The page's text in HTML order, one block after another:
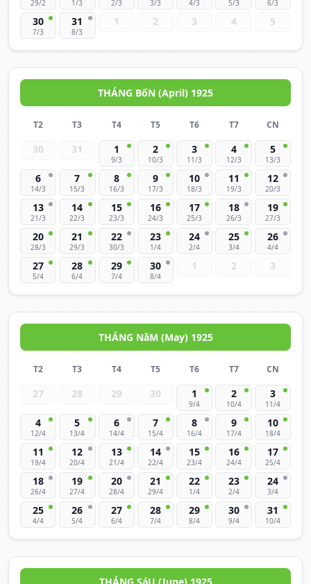
29/2 1/3 2/3 3/3 4/3 5/3 6/3
30
7/3
31
8/3
1 2 3 4 5
THÁNG BốN (April) 1925
T2 T3 T4 T5 T6 T7 CN
30 31 1
9/3
2
10/3
3
11/3
4
12/3
5
13/3
6
14/3
7
15/3
8
16/3
9
17/3
10
18/3
11
19/3
12
20/3
13
21/3
14
22/3
15
23/3
16
24/3
17
25/3
18
26/3
19
27/3
20
28/3
21
29/3
22
30/3
23
1/4
24
2/4
25
3/4
26
4/4
27
5/4
28
6/4
29
7/4
30
8/4
1 2 3
THÁNG NăM (May) 1925
T2 T3 T4 T5 T6 T7 CN
27 28 29 30 1
9/4
2
10/4
3
11/4
4
12/4
5
13/4
6
14/4
7
15/4
8
16/4
9
17/4
10
18/4
11
19/4
12
20/4
13
21/4
14
22/4
15
23/4
16
24/4
17
25/4
18
26/4
19
27/4
20
28/4
21
29/4
22
1/4
23
2/4
24
3/4
25
4/4
26
5/4
27
6/4
28
7/4
29
8/4
30
9/4
31
10/4